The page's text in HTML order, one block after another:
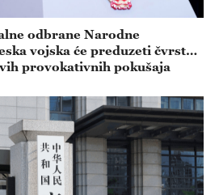
odbrane Narodne
vojska će preduzeti čvrste
provokativnih pokušaja